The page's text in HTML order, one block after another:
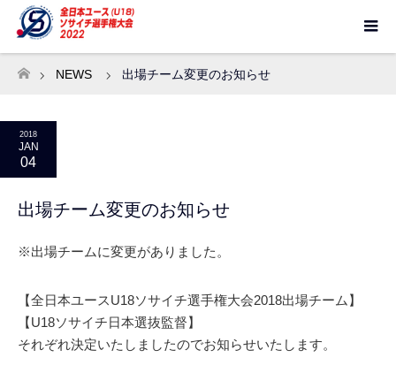
ホーム
NEWS 出場チーム変更のお知らせ
2018
JAN
04
出場チーム変更のお知らせ
※出場チームに変更がありました。
【全日本ユースU18ソサイチ選手権大会2018出場チーム】
【U18ソサイチ日本選抜監督】
それぞれ決定いたしましたのでお知らせいたします。